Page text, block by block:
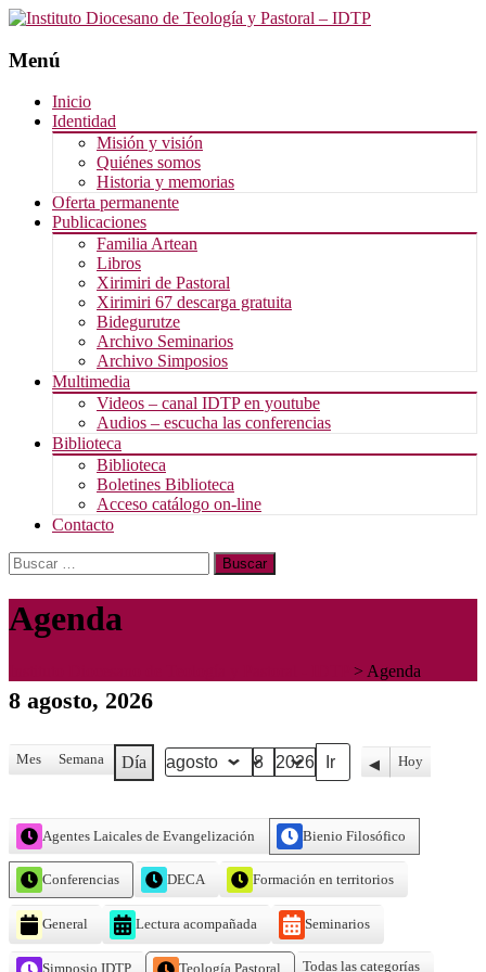
Menú
Saltar
contenido
Inicio
Identidad
Misión y visión
Quiénes somos
Historia y memorias
Oferta permanente
Publicaciones
Familia Artean
Libros
Xirimiri de Pastoral
Xirimiri 67 descarga gratuita
Bidegurutze
Archivo Seminarios
Archivo Simposios
Multimedia
Videos – canal IDTP en youtube
Audios – escucha las conferencias
Biblioteca
Biblioteca
Boletines Biblioteca
Acceso catálogo on-line
Contacto
Buscar:
Agenda
> Agenda
8 agosto, 2026
Mes Semana Día
Mes
Día
Año Anterior
Hoy
Categorías
Agentes Laicales de Evangelización Bienio Filosófico
Conferencias DECA Formación en territorios
General Lectura acompañada Seminarios
Simposio IDTP Teología Pastoral Todas las categorías